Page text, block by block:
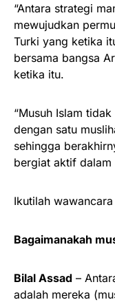
“Antara strategi
mewujudkan
Turki yang ketika
bersama bangsa
ketika itu.
“Musuh Islam
dengan satu
sehingga
bergiat aktif dalam
Ikutilah
Bagaimanakah
Bilal Assad –
adalah mereka